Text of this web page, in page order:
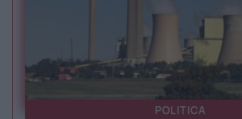
POLITICA